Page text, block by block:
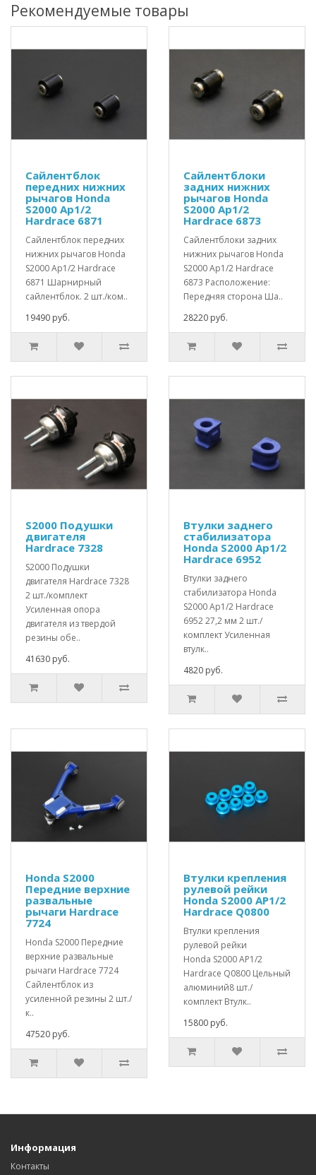
Рекомендуемые товары
Сайлентблок
передних нижних
рычагов Honda
S2000 Ap1/2
Hardrace 6871
Сайлентблок передних
нижних рычагов Honda
S2000 Ap1/2 Hardrace
6871 Шарнирный
сайлентблок. 2 шт./ком..
19490 руб.
Сайлентблоки
задних нижних
рычагов Honda
S2000 Ap1/2
Hardrace 6873
Сайлентблоки задних
нижних рычагов Honda
S2000 Ap1/2 Hardrace
6873 Расположение:
Передняя сторона Ша..
28220 руб.
S2000 Подушки
двигателя
Hardrace 7328
S2000 Подушки
двигателя Hardrace 7328
2 шт./комплект
Усиленная опора
двигателя из твердой
резины обе..
41630 руб.
Втулки заднего
стабилизатора
Honda S2000 Ap1/2
Hardrace 6952
Втулки заднего
стабилизатора Honda
S2000 Ap1/2 Hardrace
6952 27,2 мм 2 шт./
комплект Усиленная
втулк..
4820 руб.
Honda S2000
Передние верхние
развальные
рычаги Hardrace
7724
Honda S2000 Передние
верхние развальные
рычаги Hardrace 7724
Сайлентблок из
усиленной резины 2 шт./
к..
47520 руб.
Втулки крепления
рулевой рейки
Honda S2000 AP1/2
Hardrace Q0800
Втулки крепления
рулевой рейки
Honda S2000 AP1/2
Hardrace Q0800 Цельный
алюминий8 шт./
комплект Втулк..
15800 руб.
Информация
Контакты